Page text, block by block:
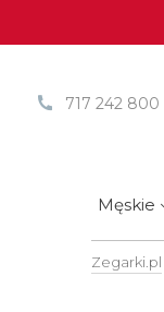
717 242 800
Męskie
Zegarki.pl